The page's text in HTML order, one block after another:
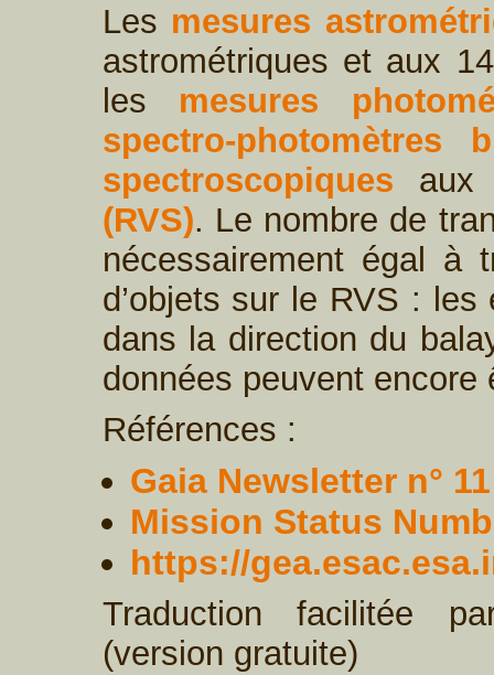
Les mesures
astrométriques et aux
les mesures
spectro-photomètres
spectroscopiques aux
(RVS). Le nombre de
nécessairement égal à
d’objets sur le RVS :
dans la direction du
données peuvent
Références :
Gaia Newsletter n° 11
Mission Status
https://
Traduction facilitée
(version gratuite)